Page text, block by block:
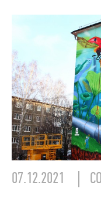
07.12.2021